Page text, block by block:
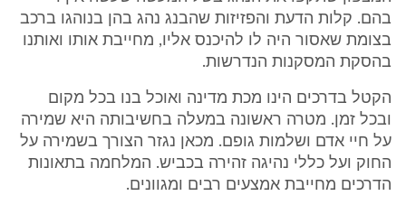
בהם. קלות הדעת והפזיזות שהבנג נהג בהן בנוהגו ברכב
בצומת שאסור היה לו להיכנס אליו, מחייבת אותו ואותנו
בהסקת המסקנות הנדרשות.
הקטל בדרכים הינו מכת מדינה ואוכל בנו בכל מקום
ובכל זמן. מטרה ראשונה במעלה בחשיבותה היא שמירה
על חיי אדם ושלמות גופם. מכאן נגזר הצורך בשמירה על
החוק ועל כללי נהיגה זהירה בכביש. המלחמה בתאונות
הדרכים מחייבת אמצעים רבים ומגוונים.